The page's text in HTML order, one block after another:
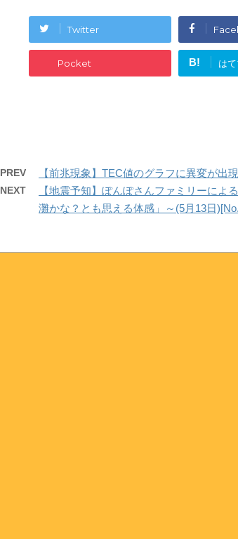
Twitter
Pocket B! は
PREV 【前兆現象】TEC値のグラフに異変が出
NEXT
【地震予知】ぽんぽさんファミリーによ
灘かな？とも思える体感」～(5月13日